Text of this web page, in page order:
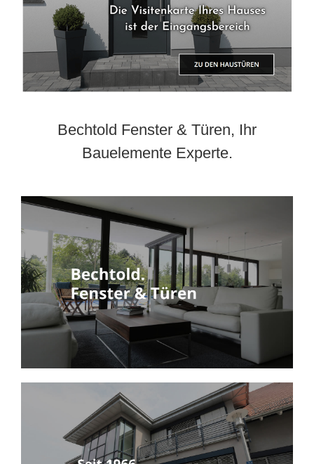
Bechtold Fenster & Türen, Ihr
Bauelemente Experte.